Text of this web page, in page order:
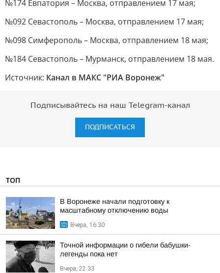
№174 Евпатория – Москва, отправлением 17 мая;
№092 Севастополь – Москва, отправлением 17 мая;
№098 Симферополь – Москва, отправлением 18 мая;
№184 Севастополь – Мурманск, отправлением 18 мая.
Источник: Канал в МАКС "РИА Воронеж"
Подписывайтесь на наш Telegram-канал
ПОДПИСАТЬСЯ
ТОП
В Воронеже начали подготовку к
масштабному отключению воды
Вчера, 16:30
Точной информации о гибели бабушки-
легенды пока нет
Вчера, 22:33